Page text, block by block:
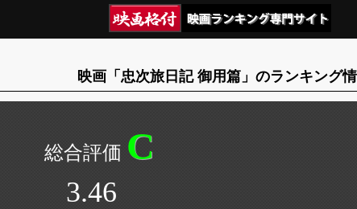
映画「忠次旅日記 御用篇」のランキング
C
3.46